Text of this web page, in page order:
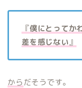
『僕にとってか
差を感じない』
から だそうです。